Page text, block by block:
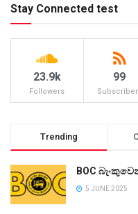
Stay Connected test
23.9k
Followers
99
Trending
BOC
5 JUNE 2025